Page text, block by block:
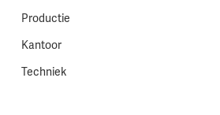
Productie
Kantoor
Techniek